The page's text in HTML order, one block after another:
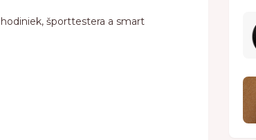
športtestera a smart